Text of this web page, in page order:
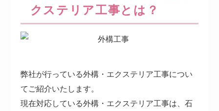
クステリア工事とは？
弊社が行っている外構・エクステリア工事につい
てご紹介いたします。
現在対応している外構・エクステリア工事は、石